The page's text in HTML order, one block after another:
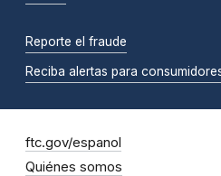
Reporte el fraude
Reciba alertas para
ftc.gov/espanol
Quiénes somos